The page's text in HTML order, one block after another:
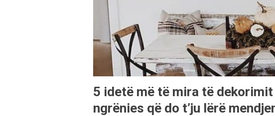
5 idetë më të mira të
ngrënies që do t’ju lërë